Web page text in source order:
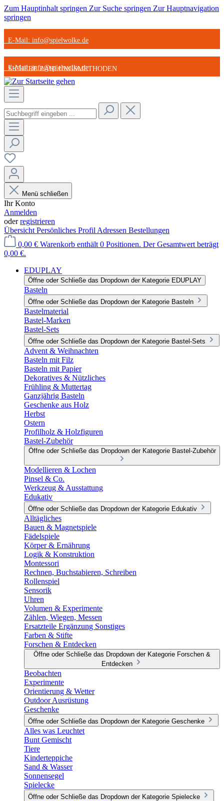
Zum Hauptinhalt springen Zur Suche springen Zur Hauptnavigation
springen
E-Mail: info@spielwolke.de
SICHERE ZAHLUNGSMETHODEN
STARK REDUZIERTE ARTIKEL
GÜNSTIGER VERSAND
E-Mail: info@spielwolke.de
SICHERE ZAHLUNGSMETHODEN
STARK REDUZIERTE ARTIKEL
GÜNSTIGER VERSAND
Menü schließen
Ihr Konto
Anmelden
oderregistrieren
Übersicht Persönliches Profil Adressen Bestellungen
0,00 € Warenkorb enthält 0 Positionen. Der Gesamtwert beträgt
0,00 €.
EDUPLAY
Öffne oder Schließe das Dropdown der Kategorie EDUPLAY
Basteln
Öffne oder Schließe das Dropdown der Kategorie Basteln
Bastelmaterial
Bastel-Marken
Bastel-Sets
Öffne oder Schließe das Dropdown der Kategorie Bastel-Sets
Advent & Weihnachten
Basteln mit Filz
Basteln mit Papier
Dekoratives & Nützliches
Frühling & Muttertag
Ganzjährig Basteln
Geschenke aus Holz
Herbst
Ostern
Profilholz & Holzfiguren
Bastel-Zubehör
Öffne oder Schließe das Dropdown der Kategorie Bastel-Zubehör
Modellieren & Lochen
Pinsel & Co.
Werkzeug & Ausstattung
Edukativ
Öffne oder Schließe das Dropdown der Kategorie Edukativ
Alltägliches
Bauen & Magnetspiele
Fädelspiele
Körper & Ernährung
Logik & Konstruktion
Montessori
Rechnen, Buchstabieren, Schreiben
Rollenspiel
Sensorik
Uhren
Volumen & Experimente
Zählen, Wiegen, Messen
Ersatzteile Ergänzung Sonstiges
Farben & Stifte
Forschen & Entdecken
Öffne oder Schließe das Dropdown der Kategorie Forschen &
Entdecken
Beobachten
Experimente
Orientierung & Wetter
Outdoor Ausrüstung
Geschenke
Öffne oder Schließe das Dropdown der Kategorie Geschenke
Alles was Leuchtet
Bunt Gemischt
Tiere
Kinderteppiche
Sand & Wasser
Sonnensegel
Spielecke
Öffne oder Schließe das Dropdown der Kategorie Spielecke